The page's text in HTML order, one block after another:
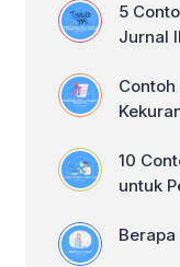
5
Jurnal
10
untuk